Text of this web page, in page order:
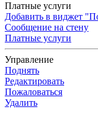
Платные услуги
Добавить в виджет
Сообщение на стену
Платные услуги
Управление
Поднять
Редактировать
Пожаловаться
Удалить